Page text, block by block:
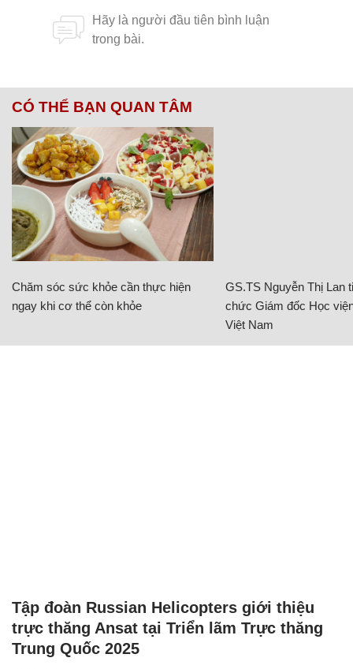
CÓ THỂ BẠN QUAN TÂM
Chăm sóc sức khỏe cần thực hiện
ngay khi cơ thể còn khỏe
GS.TS Nguyễn Thị Lan
chức Giám đốc Học
Việt Nam
Tập đoàn Russian Helicopters giới thiệu
trực thăng Ansat tại Triển lãm Trực thăng
Trung Quốc 2025